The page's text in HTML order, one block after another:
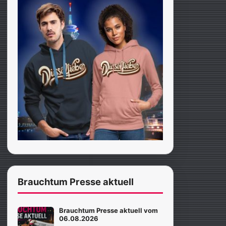
Brauchtum Presse aktuell
Brauchtum Presse aktuell vom
06.08.2026